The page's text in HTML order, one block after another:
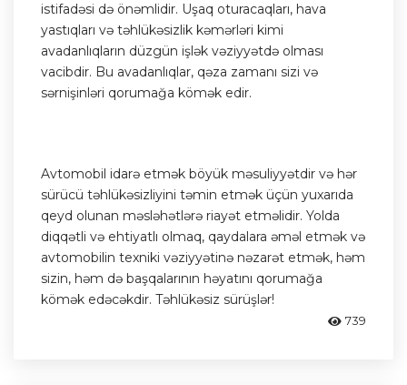
istifadəsi də önəmlidir. Uşaq oturacaqları, hava
yastıqları və təhlükəsizlik kəmərləri kimi
avadanlıqların düzgün işlək vəziyyətdə olması
vacibdir. Bu avadanlıqlar, qəza zamanı sizi və
sərnişinləri qorumağa kömək edir.
Avtomobil idarə etmək böyük məsuliyyətdir və hər
sürücü təhlükəsizliyini təmin etmək üçün yuxarıda
qeyd olunan məsləhətlərə riayət etməlidir. Yolda
diqqətli və ehtiyatlı olmaq, qaydalara əməl etmək və
avtomobilin texniki vəziyyətinə nəzarət etmək, həm
sizin, həm də başqalarının həyatını qorumağa
kömək edəcəkdir. Təhlükəsiz sürüşlər!
739